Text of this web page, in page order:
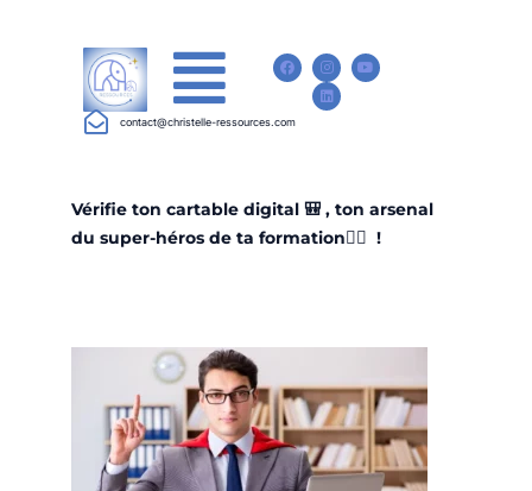
contact@christelle-ressources.com
Vérifie ton cartable digital 🎒 , ton arsenal
du super-héros de ta formation🦸‍♀️ !